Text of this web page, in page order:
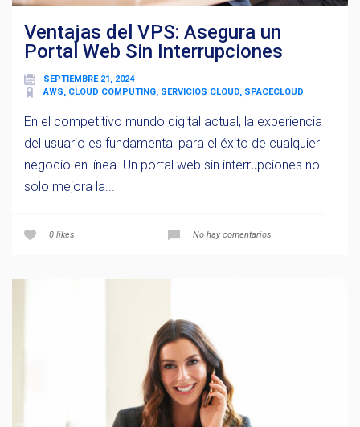
Ventajas del VPS: Asegura un
Portal Web Sin Interrupciones
SEPTIEMBRE 21, 2024
AWS, CLOUD COMPUTING, SERVICIOS CLOUD, SPACECLOUD
En el competitivo mundo digital actual, la experiencia
del usuario es fundamental para el éxito de cualquier
negocio en línea. Un portal web sin interrupciones no
solo mejora la...
0 likes No hay comentarios